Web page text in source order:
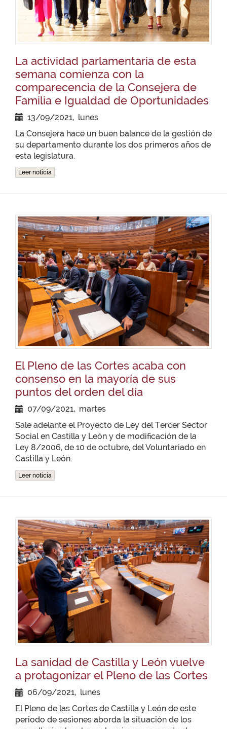
La actividad parlamentaria de esta
semana comienza con la
comparecencia de la Consejera de
Familia e Igualdad de Oportunidades
13/09/2021, lunes
La Consejera hace un buen balance de la gestión de
su departamento durante los dos primeros años de
esta legislatura.
Leer noticia
El Pleno de las Cortes acaba con
consenso en la mayoría de sus
puntos del orden del día
07/09/2021, martes
Sale adelante el Proyecto de Ley del Tercer Sector
Social en Castilla y León y de modificación de la
Ley 8/2006, de 10 de octubre, del Voluntariado en
Castilla y León.
Leer noticia
La sanidad de Castilla y León vuelve
a protagonizar el Pleno de las Cortes
06/09/2021, lunes
El Pleno de las Cortes de Castilla y León de este
periodo de sesiones aborda la situación de los